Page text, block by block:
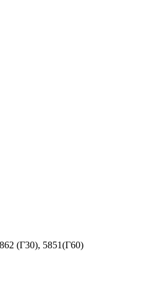
(Г30), 5851(Г60)